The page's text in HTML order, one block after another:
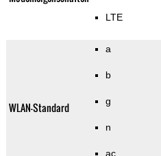
LTE
WLAN-Standard
a
b
g
n
ac